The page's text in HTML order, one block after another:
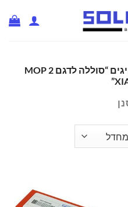
מוצרים המתויגים “סוללה לדגם MOP 2